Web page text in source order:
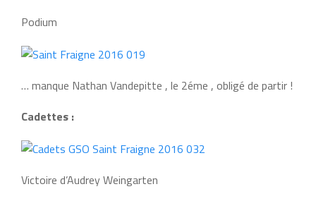
Podium
… manque Nathan Vandepitte , le 2éme , obligé de partir !
Cadettes :
Victoire d’Audrey Weingarten